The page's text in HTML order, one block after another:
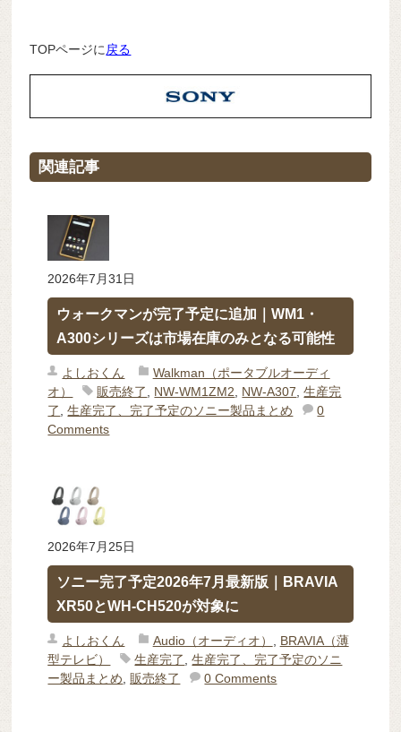
TOPページに戻る
関連記事
2026年7月31日
ウォークマンが完了予定に追加｜WM1・
A300シリーズは市場在庫のみとなる可能性
よしおくん
Walkman（ポータブルオーディ
オ）
販売終了 NW-WM1ZM2 NW-A307 ,生産完
了
,生産完了、完了予定のソニー製品まとめ
0
Comments
2026年7月25日
ソニー完了予定2026年7月最新版｜BRAVIA
XR50とWH-CH520が対象に
よしおくん Audio（オーディオ）
BRAVIA（薄
型テレビ）
生産完了 ,生産完了、完了予定のソニ
ー製品まとめ
販売終了 0 Comments